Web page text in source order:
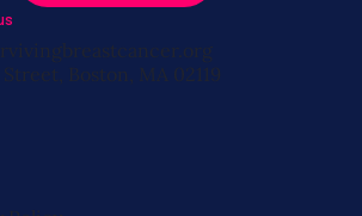
Boston, MA 02119